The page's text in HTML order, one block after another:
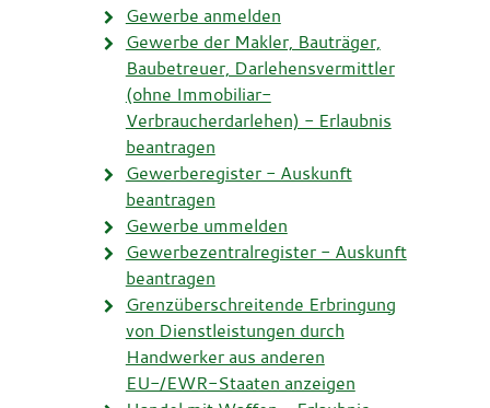
Gewerbe anmelden
Gewerbe der Makler, Bauträger,
Baubetreuer, Darlehensvermittler
(ohne Immobiliar-
Verbraucherdarlehen) - Erlaubnis
beantragen
Gewerberegister - Auskunft
beantragen
Gewerbe ummelden
Gewerbezentralregister - Auskunft
beantragen
Grenzüberschreitende Erbringung
von Dienstleistungen durch
Handwerker aus anderen
EU-/EWR-Staaten anzeigen